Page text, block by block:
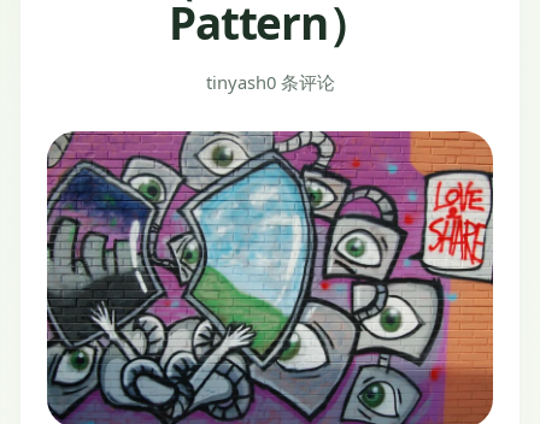
Pattern）
tinyash0 条评论